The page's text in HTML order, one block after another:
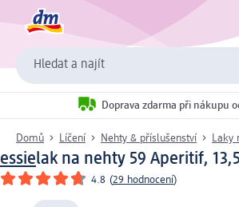
Hledat a najít
Doprava zdarma při nákupu
Domů Líčení Nehty & příslušenství
essielak na nehty 59 Aperitif,
4.8 (29 hodnocení)